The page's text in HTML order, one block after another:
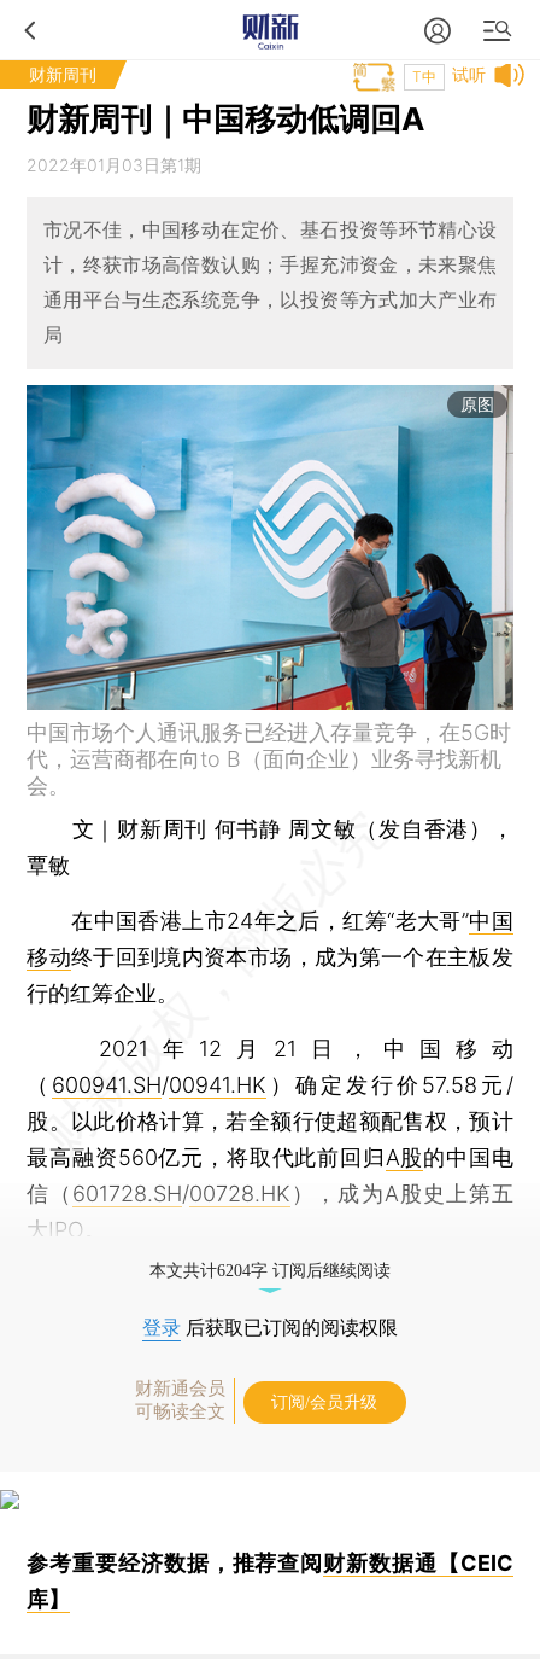
财新周刊 试听
T中
财新周刊｜中国移动低调回A
2022年01月03日第1期
市况不佳，中国移动在定价、基石投资等环节精心设
计，终获市场高倍数认购；手握充沛资金，未来聚焦
通用平台与生态系统竞争，以投资等方式加大产业布
局
原图
中国市场个人通讯服务已经进入存量竞争，在5G时
代，运营商都在向to B（面向企业）业务寻找新机
会。
文｜财新周刊 何书静 周文敏（发自香港），
覃敏
在中国香港上市24年之后，红筹“老大哥”中国
移动终于回到境内资本市场，成为第一个在主板发
行的红筹企业。
2021年12月21日，中国移动
（ 600941.SH/00941.HK ）确定发行价57.58元/
股。以此价格计算，若全额行使超额配售权，预计
最高融资560亿元，将取代此前回归A股的中国电
信（ 601728.SH/00728.HK ），成为A股史上第五
大IPO。
本文共计6204字 订阅后继续阅读
登录 后获取已订阅的阅读权限
财新通会员
可畅读全文
订阅/会员升级
参考重要经济数据，推荐查阅财新数据通【CEIC
库】